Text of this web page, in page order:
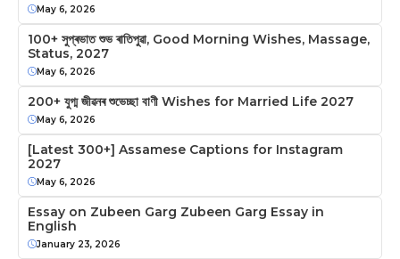
May 6, 2026
100+ সুপ্ৰভাত শুভ ৰাতিপুৱা, Good Morning Wishes, Massage,
Status, 2027
May 6, 2026
200+ যুগ্ম জীৱনৰ শুভেচ্ছা বাণী Wishes for Married Life 2027
May 6, 2026
[Latest 300+] Assamese Captions for Instagram
2027
May 6, 2026
Essay on Zubeen Garg Zubeen Garg Essay in
English
January 23, 2026